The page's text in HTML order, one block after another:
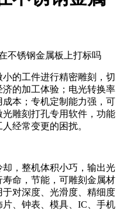
不锈钢金属板上打标吗
的工件进行精密雕刻，切
的加工体验；电光转换率
本；专机定制能力强，可
雕刻打孔专用软件，功能
经常变更的困扰。
，整机体积小巧，输出光
命，节能，可雕刻金属材
对深度、光滑度、精细度
、钟表、模具、IC、手机